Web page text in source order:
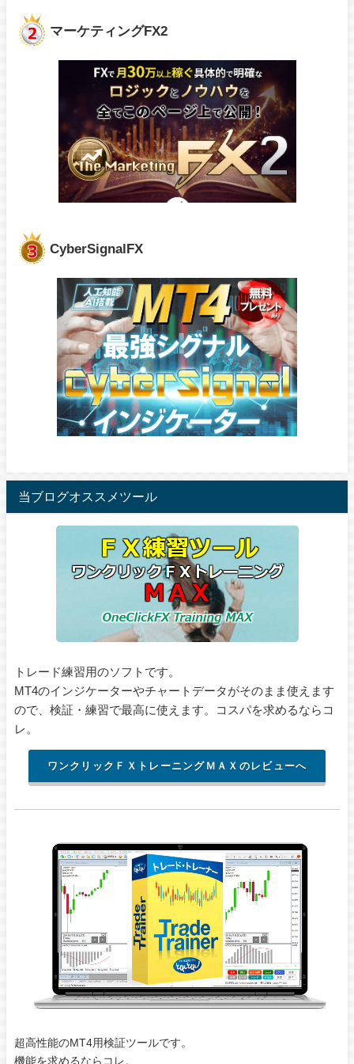
マーケティングFX2
CyberSignalFX
当ブログオススメツール
トレード練習用のソフトです。
MT4のインジケーターやチャートデータがそのまま使えます
ので、検証・練習で最高に使えます。コスパを求めるならコ
レ。
ワンクリックＦＸトレーニングＭＡＸのレビューへ
超高性能のMT4用検証ツールです。
機能を求めるならコレ。